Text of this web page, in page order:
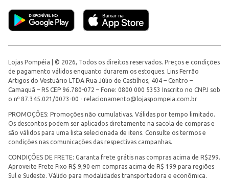
Lojas Pompéia | © 2026, Todos os direitos reservados. Preços e condições
de pagamento válidos enquanto durarem os estoques. Lins Ferrão
Artigos do Vestuário LTDA Rua Júlio de Castilhos, 404 – Centro –
Camaquã – RS CEP 96.780-072 – Fone: 0800 000 5353 Inscrito no CNPJ sob
o nº 87.345.021/0073-00 - relacionamento@lojaspompeia.com.br
PROMOÇÕES: Promoções não cumulativas. Válidas por tempo limitado.
Os descontos podem ser aplicados diretamente na sacola de compras e
são válidos para uma lista selecionada de itens. Consulte os termos e
condições nas comunicações das respectivas campanhas.
CONDIÇÕES DE FRETE: Garanta frete grátis nas compras acima de R$299.
Aproveite Frete Fixo R$ 9,90 em compras acima de R$ 199 para regiões
Sul e Sudeste. Válido para modalidades transportadora e econômica.